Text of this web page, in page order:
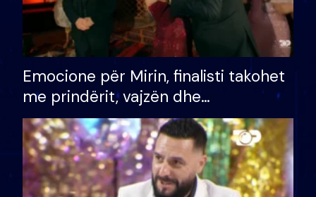
Emocione për Mirin, finalisti takohet
me prindërit, vajzën dhe
bashkëshorten: S’kemi ndonjë letër
divorci apo jo?